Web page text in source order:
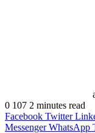
0 107 2 minutes read
Facebook Twitter
Messenger WhatsApp